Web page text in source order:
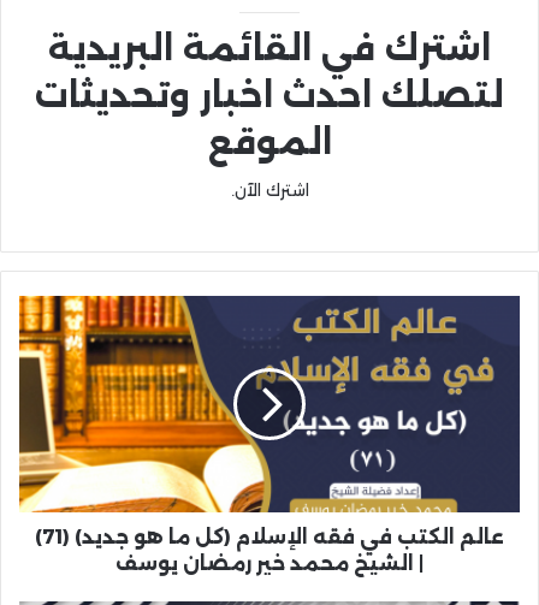
اشترك في القائمة البريدية
لتصلك احدث اخبار وتحديثات
الموقع
اشترك الآن.
عالم الكتب في فقه الإسلام (كل ما هو جديد) (71)
| الشيخ محمد خير رمضان يوسف